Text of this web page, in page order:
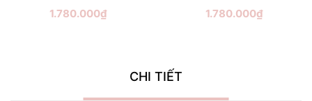
1.780.000₫ 1.780.000₫
CHI TIẾT